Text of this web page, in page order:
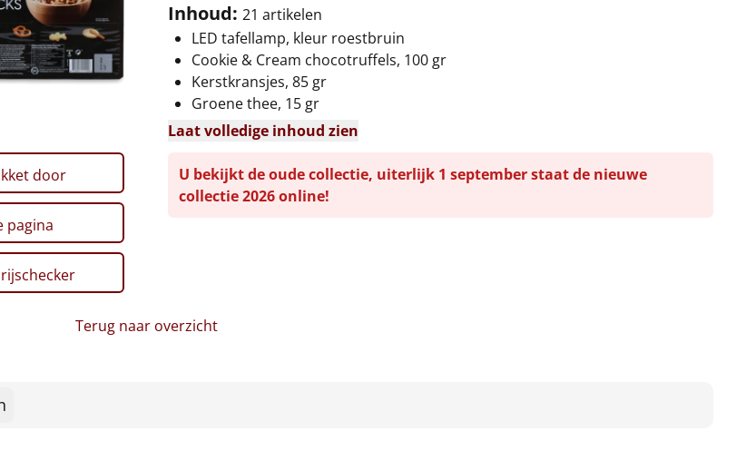
Inhoud: 21 artikelen
LED tafellamp, kleur roestbruin
Cookie & Cream chocotruffels, 100 gr
Kerstkransjes, 85 gr
Groene thee, 15 gr
Laat volledige inhoud zien
door
pagina
U bekijkt de oude collectie, uiterlijk 1 september staat de nieuwe
collectie 2026 online!
Terug naar overzicht